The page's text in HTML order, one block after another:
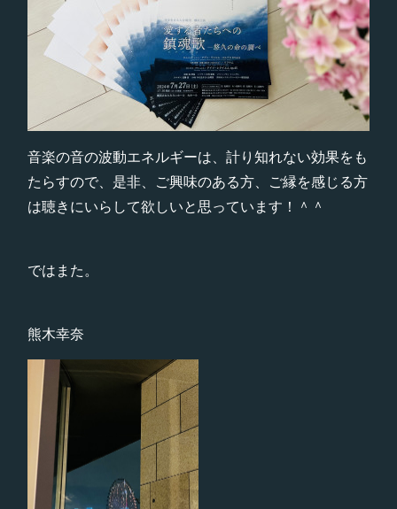
音楽の音の波動エネルギーは、計り知れない効果をも
たらすので、是非、ご興味のある方、ご縁を感じる方
は聴きにいらして欲しいと思っています！＾＾
ではまた。
熊木幸奈